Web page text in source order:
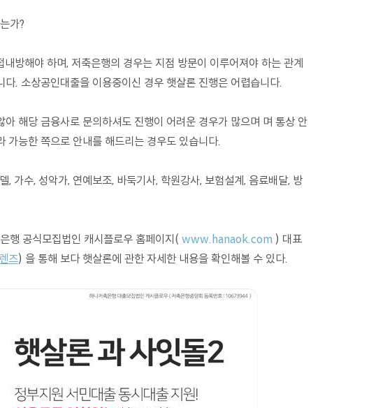
가?
방해야 하며, 저축은행의 경우는 지점 방문이 이루어져야 하는 관계
. 소상공인대출을 이용중이신 경우 햇살론 진행은 어렵습니다.
해당 금융사로 문의하셔도 진행이 어려운 경우가 많으며 며 통상 안
가능한 쪽으로 안내를 해드리는 경우도 있습니다.
가수, 성악가, 연예보조, 바둑기사, 학원강사, 보험설계, 음료배달, 방
행 공식모집법인 캐시플로우 홈페이지( www.hanaok.com ) 대표
즈) 을 통해 보다 햇살론에 관한 자세한 내용을 확인해볼 수 있다.